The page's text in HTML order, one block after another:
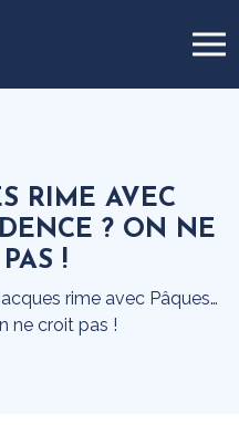
RIME AVEC
? ON NE
!
rime avec Pâques…
ne croit pas !